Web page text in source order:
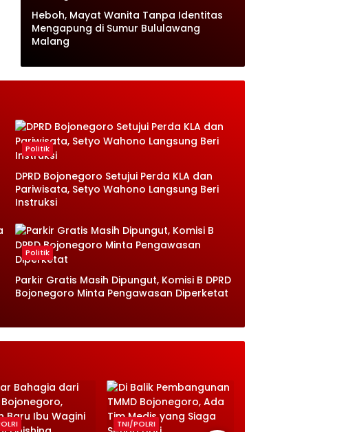
Heboh, Mayat Wanita Tanpa Identitas
Mengapung di Sumur Bululawang
Malang
Politik
DPRD Bojonegoro Setujui Perda KLA dan
Pariwisata, Setyo Wahono Langsung Beri
Instruksi
Politik
Parkir Gratis Masih Dipungut, Komisi B DPRD
Bojonegoro Minta Pengawasan Diperketat
TNI/POLRI